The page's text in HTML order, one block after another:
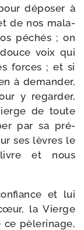
dépo­ser à
de nos mala­
péchés ; on
voix qui
forces ; et si
à deman­der,
y regar­der,
de toute
par sa pré­
ses lèvres le
et nous
et lui
la Vierge
ce pèle­ri­nage,